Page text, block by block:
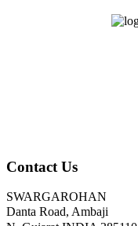
Contact Us
SWARGAROHAN
Danta Road, Ambaji